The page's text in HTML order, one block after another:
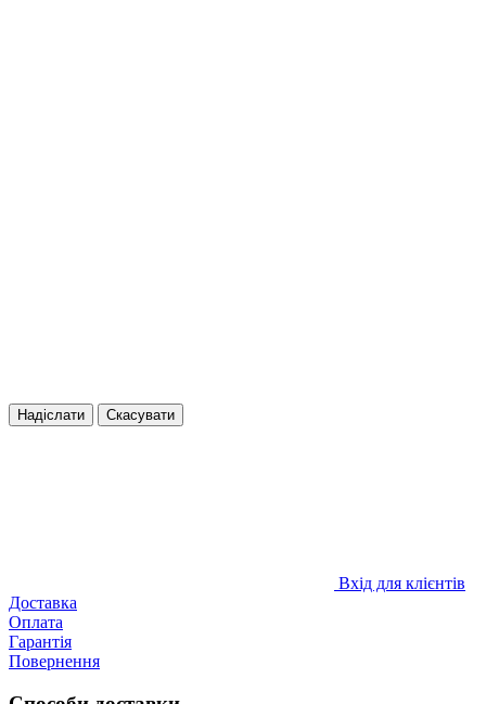
Надіслати Скасувати
Вхід для клієнтів
Доставка
Оплата
Гарантія
Повернення